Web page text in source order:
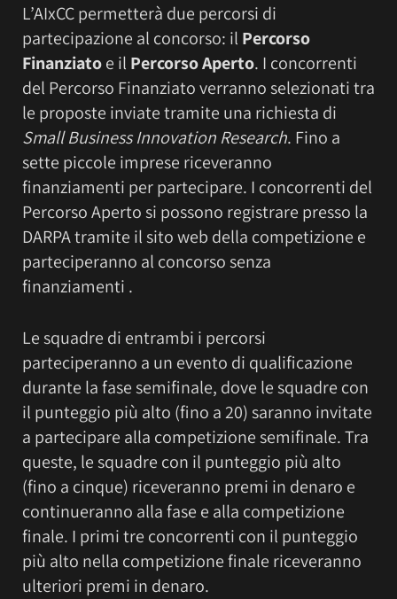
L’AIxCC permetterà due percorsi di
partecipazione al concorso: il Percorso
Finanziatoe il Percorso Aperto. I concorrenti
del Percorso Finanziato verranno selezionati tra
le proposte inviate tramite una richiesta di
Small Business Innovation Research. Fino a
sette piccole imprese riceveranno
finanziamenti per partecipare. I concorrenti del
Percorso Aperto si possono registrare presso la
DARPA tramite il sito web della competizione e
parteciperanno al concorso senza
finanziamenti .
Le squadre di entrambi i percorsi
parteciperanno a un evento di qualificazione
durante la fase semifinale, dove le squadre con
il punteggio più alto (fino a 20) saranno invitate
a partecipare alla competizione semifinale. Tra
queste, le squadre con il punteggio più alto
(fino a cinque) riceveranno premi in denaro e
continueranno alla fase e alla competizione
finale. I primi tre concorrenti con il punteggio
più alto nella competizione finale riceveranno
ulteriori premi in denaro.